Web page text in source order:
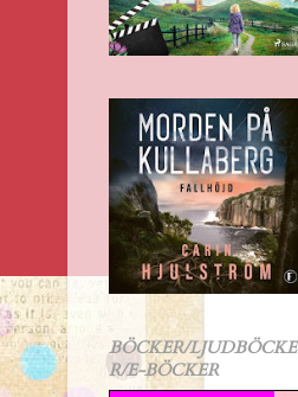
BÖCKER/LJUDBÖCKE
R/E-BÖCKER